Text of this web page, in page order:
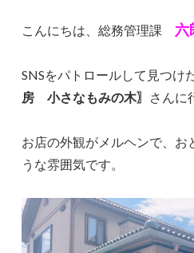
こんにちは、総務管理課 六
SNSをパトロールして見つけ
房 小さなもみの木〗 さんに
お店の外観がメルヘンで、お
うな雰囲気です。